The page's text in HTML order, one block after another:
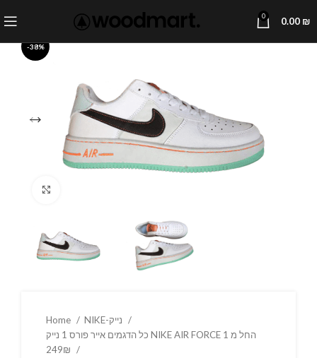
0 0.00 ₪
-38%
Home
כל הדגמים אייר פורס 1 נייק NIKE AIR FORCE 1 החל מ